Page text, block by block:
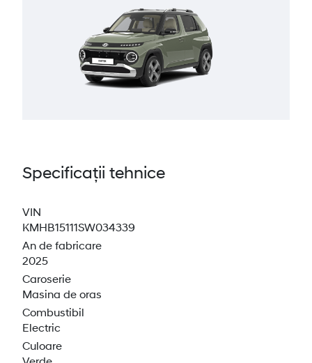
Specificații tehnice
VIN
KMHB15111SW034339
An de fabricare
2025
Caroserie
Masina de oras
Combustibil
Electric
Culoare